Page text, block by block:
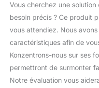
Vous cherchez une
besoin précis ? Ce produit
vous attendiez. Nous
caractéristiques afin de
Konzentrons-nous sur ses
permettront de surmonter
Notre évaluation vous